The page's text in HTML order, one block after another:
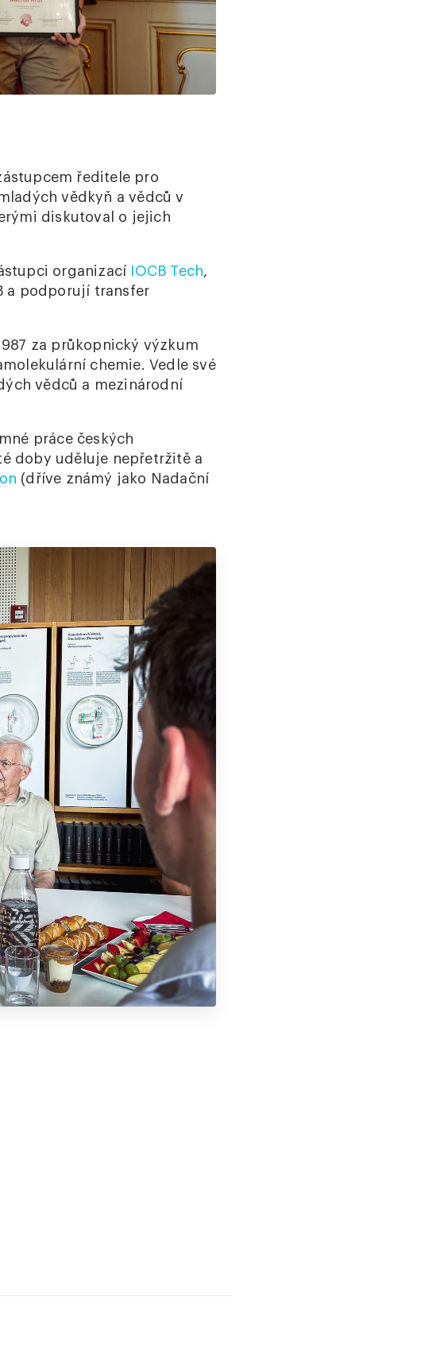
ředitele pro
vědkyň a vědců v
diskutoval o jejich
organizací IOCB Tech,
a podporují transfer
za průkopnický výzkum
chemie. Vedle své
vědců a mezinárodní
práce českých
doby uděluje nepřetržitě a
(dříve známý jako Nadační